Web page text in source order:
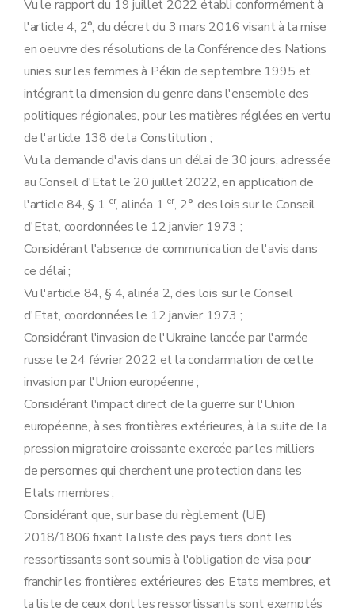
Vu le rapport du 19 juillet 2022 établi conformément à
l'article 4, 2°, du décret du 3 mars 2016 visant à la mise
en oeuvre des résolutions de la Conférence des Nations
unies sur les femmes à Pékin de septembre 1995 et
intégrant la dimension du genre dans l'ensemble des
politiques régionales, pour les matières réglées en vertu
de l'article 138 de la Constitution ;
Vu la demande d'avis dans un délai de 30 jours, adressée
au Conseil d'Etat le 20 juillet 2022, en application de
l'article 84, § 1 er, alinéa 1 er, 2°, des lois sur le Conseil
d'Etat, coordonnées le 12 janvier 1973 ;
Considérant l'absence de communication de l'avis dans
ce délai ;
Vu l'article 84, § 4, alinéa 2, des lois sur le Conseil
d'Etat, coordonnées le 12 janvier 1973 ;
Considérant l'invasion de l'Ukraine lancée par l'armée
russe le 24 février 2022 et la condamnation de cette
invasion par l'Union européenne ;
Considérant l'impact direct de la guerre sur l'Union
européenne, à ses frontières extérieures, à la suite de la
pression migratoire croissante exercée par les milliers
de personnes qui cherchent une protection dans les
Etats membres ;
Considérant que, sur base du règlement (UE)
2018/1806 fixant la liste des pays tiers dont les
ressortissants sont soumis à l'obligation de visa pour
franchir les frontières extérieures des Etats membres, et
la liste de ceux dont les ressortissants sont exemptés